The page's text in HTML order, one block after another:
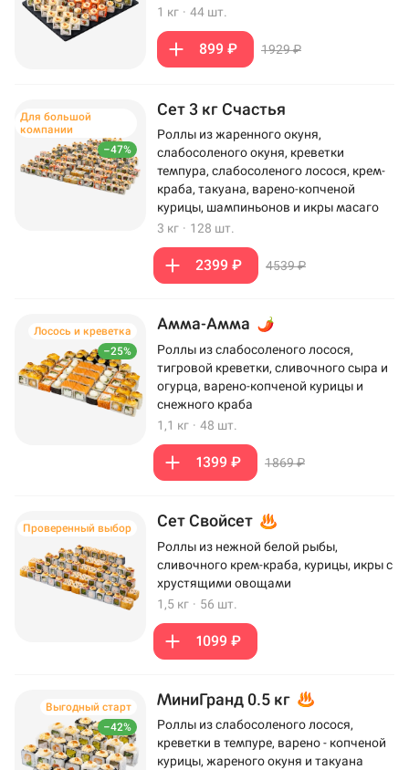
1 кг · 44 шт.
899 ₽ 1929 ₽
–47%
Для большой
компании
Сет 3 кг Счастья
Роллы из жаренного окуня,
слабосоленого окуня, креветки
темпура, слабосоленого лосося, крем-
краба, такуана, варено-копченой
курицы, шампиньонов и икры масаго
3 кг · 128 шт.
2399 ₽ 4539 ₽
–25%
Лосось и креветка Амма-Амма
Роллы из слабосоленого лосося,
тигровой креветки, сливочного сыра и
огурца, варено-копченой курицы и
снежного краба
1,1 кг · 48 шт.
1399 ₽ 1869 ₽
Проверенный выбор Сет Свойсет
Роллы из нежной белой рыбы,
сливочного крем-краба, курицы, икры с
хрустящими овощами
1,5 кг · 56 шт.
1099 ₽
–42%
Выгодный старт МиниГранд 0.5 кг
Роллы из слабосоленого лосося,
креветки в темпуре, варено - копченой
курицы, жареного окуня и такуана